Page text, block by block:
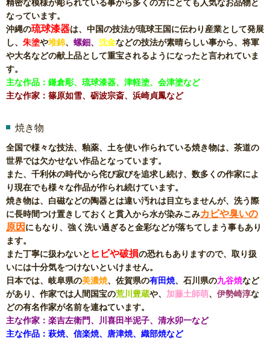
精密な模様が彫られている事から多くの方にとても人気なお品物と
なっています。
沖縄の琉球漆器は、中国の技法が琉球王国に伝わり産業として発展
し、 朱塗や堆錦、 螺鈿、 沈金などの技法が素晴らしい事から、将軍
や大名などの献上品として重宝されるようになったと言われていま
す。
主な作品：鎌倉彫、琉球漆器、津軽塗、会津塗など
主な作家：篠原如雪、砺波宗斎、浜崎貞鳳など
焼き物
全国で様々な技法、釉薬、土を使い作られている焼き物は、茶道の
世界では欠かせない作品となっています。
また、千利休の時代から侘び寂びを追求し続け、数多くの作家によ
り現在でも様々な作品が作られ続けています。
焼き物は、白磁などの陶器とは違い汚れは目立ちませんが、洗う際
に長時間つけ置きしておくと貫入から水が染みこみカビや臭いの
原因 にもなり、強く洗い過ぎると金彩などが落ちてしまう事もあり
ます。
また丁寧に扱わないと ヒビや破損の恐れもありますので、取り扱
いには十分気をつけないといけません。
日本では、岐阜県の美濃焼、佐賀県の有田焼、石川県の九谷焼など
があり、作家では人間国宝の荒川豊蔵や、 加藤土師萌、 伊勢崎淳な
どの有名作家が名前を連ねています。
主な作家：楽吉左衛門、川喜田半泥子、清水卯一など
主な作品：萩焼、信楽焼、唐津焼、織部焼など